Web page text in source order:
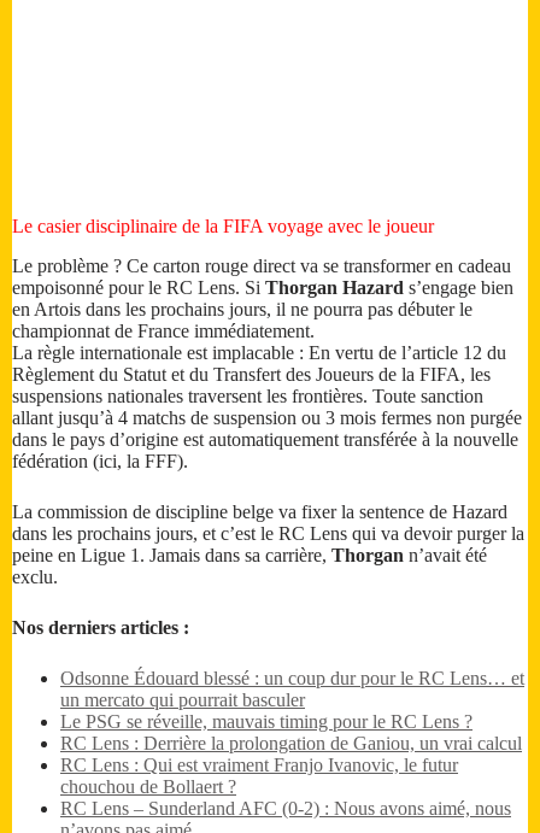
Le casier disciplinaire de la FIFA voyage avec le joueur
Le problème ? Ce carton rouge direct va se transformer en cadeau
empoisonné pour le RC Lens. Si Thorgan Hazard s’engage bien
en Artois dans les prochains jours, il ne pourra pas débuter le
championnat de France immédiatement.
La règle internationale est implacable : En vertu de l’article 12 du
Règlement du Statut et du Transfert des Joueurs de la FIFA, les
suspensions nationales traversent les frontières. Toute sanction
allant jusqu’à 4 matchs de suspension ou 3 mois fermes non purgée
dans le pays d’origine est automatiquement transférée à la nouvelle
fédération (ici, la FFF).
La commission de discipline belge va fixer la sentence de Hazard
dans les prochains jours, et c’est le RC Lens qui va devoir purger la
peine en Ligue 1. Jamais dans sa carrière, Thorgan n’avait été
exclu.
Nos derniers articles :
Odsonne Édouard blessé : un coup dur pour le RC Lens… et
un mercato qui pourrait basculer
Le PSG se réveille, mauvais timing pour le RC Lens ?
RC Lens : Derrière la prolongation de Ganiou, un vrai calcul
RC Lens : Qui est vraiment Franjo Ivanovic, le futur
chouchou de Bollaert ?
RC Lens – Sunderland AFC (0-2) : Nous avons aimé, nous